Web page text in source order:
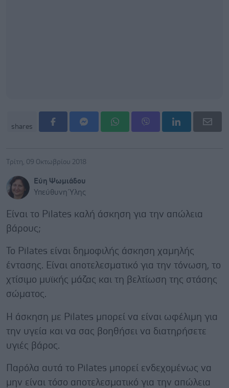
shares
Τρίτη, 09 Οκτωβρίου 2018
Εύη Ψωμιάδου
Υπεύθυνη Ύλης
Είναι το Pilates καλή άσκηση για την απώλεια
βάρους;
Το Pilates είναι δημοφιλής άσκηση χαμηλής
έντασης. Είναι αποτελεσματικό για την τόνωση, το
χτίσιμο μυϊκής μάζας και τη βελτίωση της στάσης
σώματος.
Η άσκηση με Pilates μπορεί να είναι ωφέλιμη για
την υγεία και να σας βοηθήσει να διατηρήσετε
υγιές βάρος.
Παρόλα αυτά το Pilates μπορεί ενδεχομένως να
μην είναι τόσο αποτελεσματικό για την απώλεια